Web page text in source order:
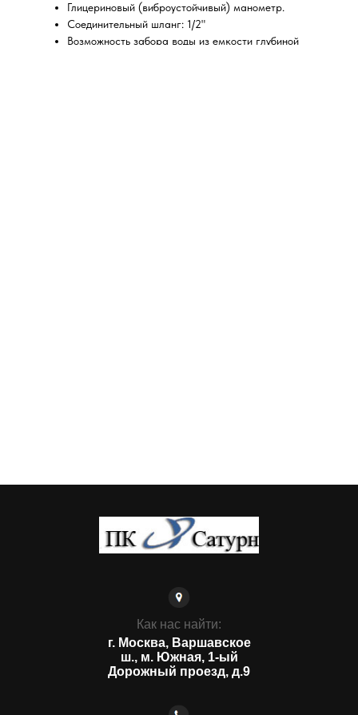
Глицериновый (виброустойчивый) манометр.
Соединительный шланг: 1/2"
Возможность забора воды из емкости глубиной
г. Москва, Варшавское
ш., м. Южная, 1-ый
Дорожный проезд, д.9
Как нас найти: